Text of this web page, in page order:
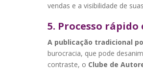
vendas e a visibilidade de
5. Processo
A publicação tradicional
burocracia, que pode
contraste, o Clube de